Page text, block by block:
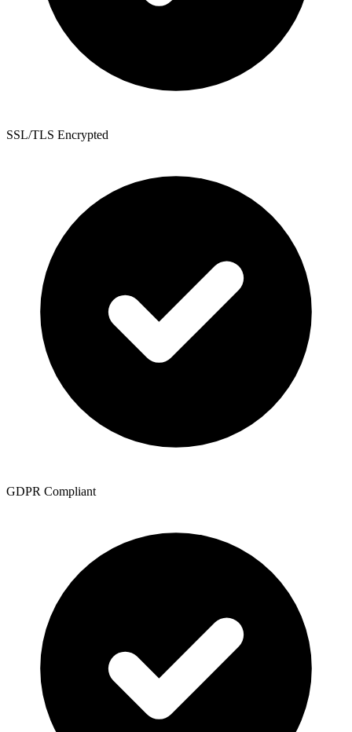
SSL/TLS Encrypted
GDPR Compliant